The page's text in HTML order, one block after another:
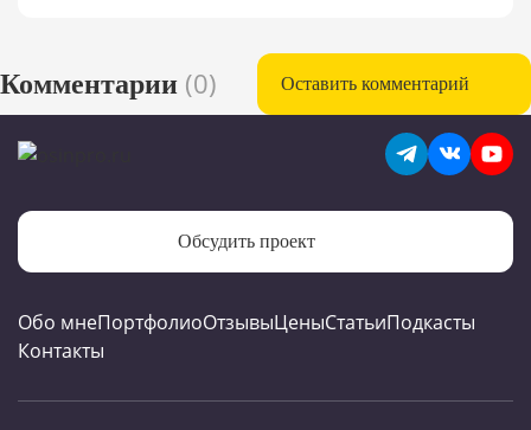
Комментарии (0) Оставить комментарий
Обо мнеПортфолиоОтзывыЦеныСтатьиПодкасты
Контакты
Обсудить проект